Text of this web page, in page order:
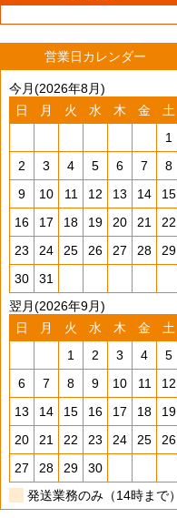
営業日カレンダー
今月(2026年8月)
日
月 火 水 木 金
土
1
2
3 4 5 6 7
8
9
10 11 12 13 14
15
16
17 18 19 20 21
22
23
24 25 26 27 28
29
30
31
翌月(2026年9月)
日
月 火 水 木 金
土
1
2 3 4
5
6
7 8 9 10 11
12
13
14 15 16 17 18
19
20
21 22 23 24 25
26
27
28 29
30
発送業務のみ（14時まで）